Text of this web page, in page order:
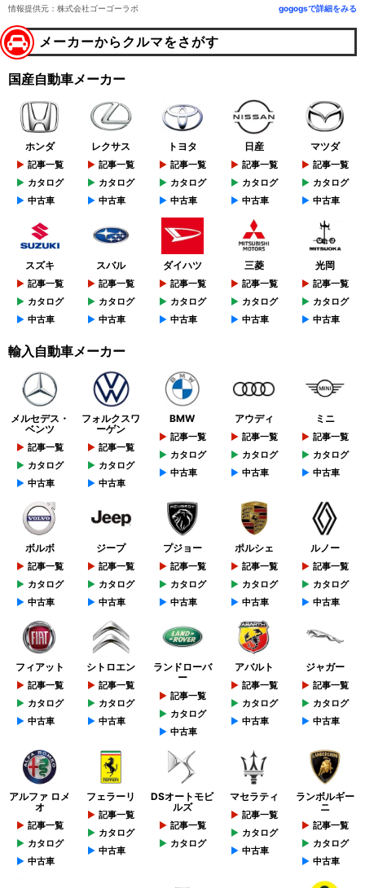
情報提供元：株式会社ゴーゴーラボ gogogsで詳細をみる
メーカーからクルマをさがす
国産自動車メーカー
ホンダ
記事一覧
カタログ
中古車
レクサス
記事一覧
カタログ
中古車
トヨタ
記事一覧
カタログ
中古車
日産
記事一覧
カタログ
中古車
マツダ
記事一覧
カタログ
中古車
スズキ
記事一覧
カタログ
中古車
スバル
記事一覧
カタログ
中古車
ダイハツ
記事一覧
カタログ
中古車
三菱
記事一覧
カタログ
中古車
光岡
記事一覧
カタログ
中古車
輸入自動車メーカー
メルセデス・
ベンツ
記事一覧
カタログ
中古車
フォルクスワ
ーゲン
記事一覧
カタログ
中古車
BMW
記事一覧
カタログ
中古車
アウディ
記事一覧
カタログ
中古車
ミニ
記事一覧
カタログ
中古車
ボルボ
記事一覧
カタログ
中古車
ジープ
記事一覧
カタログ
中古車
プジョー
記事一覧
カタログ
中古車
ポルシェ
記事一覧
カタログ
中古車
ルノー
記事一覧
カタログ
中古車
フィアット
記事一覧
カタログ
中古車
シトロエン
記事一覧
カタログ
中古車
ランドローバ
ー
記事一覧
カタログ
中古車
アバルト
記事一覧
カタログ
中古車
ジャガー
記事一覧
カタログ
中古車
アルファ ロメ
オ
記事一覧
カタログ
中古車
フェラーリ
記事一覧
カタログ
中古車
DSオートモビ
ルズ
記事一覧
カタログ
マセラティ
記事一覧
カタログ
中古車
ランボルギー
ニ
記事一覧
カタログ
中古車